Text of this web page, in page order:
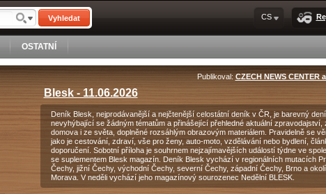
Vyhledat CS
OSTATNÍ
Publikoval: CZECH NEWS CENTER
Blesk - 11.06.2026
Deník Blesk, nejprodávanější a nejčtenější celostátní deník v ČR, je barevný
nevyhýbající se žádným tématům a přinášející přehledné aktuální zpravodajství,
domova i ze světa, doplněné rozsáhlým obrazovým materiálem. Pravidelně se
jako je cestování, zdraví, vše pro ženy, auto-moto, vzdělávání nebo bydlení,
doporučení. Sobotní příloha je souhrnem nejzajímavějších událostí týdne ve
se suplementem Blesk magazín. Deník Blesk vychází v regionálních mutacích
Čechy, jižní Čechy, východní Čechy, severní Čechy, západní Čechy, Brno a
Morava. V neděli vychází jeho magazínový sourozenec Nedělní BLESK.